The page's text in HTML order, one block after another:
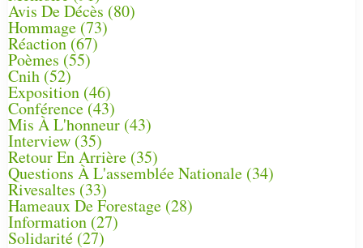
Avis De Décès (80)
Hommage (73)
Réaction(67)
Poèmes (55)
Cnih (52)
Exposition (46)
Conférence(43)
Mis À L'honneur (43)
Interview (35)
Retour En Arrière (35)
Questions À L'assemblée Nationale (34)
Rivesaltes (33)
Hameaux De Forestage (28)
Information (27)
Solidarité (27)